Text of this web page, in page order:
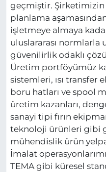
geçmiştir. Şirketimizin
planlama
işletmeye almaya
uluslararası
güvenilirlik odaklı
Üretim portföyümüz
sistemleri, ısı transfer
boru hatları ve spool
üretim kazanları,
sanayi tipi fırın
teknoloji ürünleri gibi
mühendislik ürün
İmalat
TEMA gibi küresel